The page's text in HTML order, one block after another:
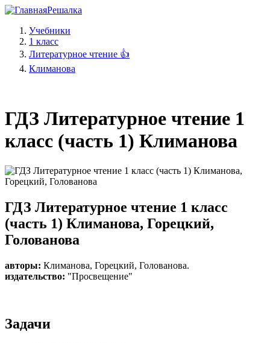
Решалка
Учебники
1 класс
Литературное чтение 👍
Климанова
ГДЗ Литературное чтение 1
класс (часть 1) Климанова
ГДЗ Литературное чтение 1 класс
(часть 1) Климанова, Горецкий,
Голованова
авторы: Климанова, Горецкий, Голованова.
издательство: "Просвещение"
Задачи